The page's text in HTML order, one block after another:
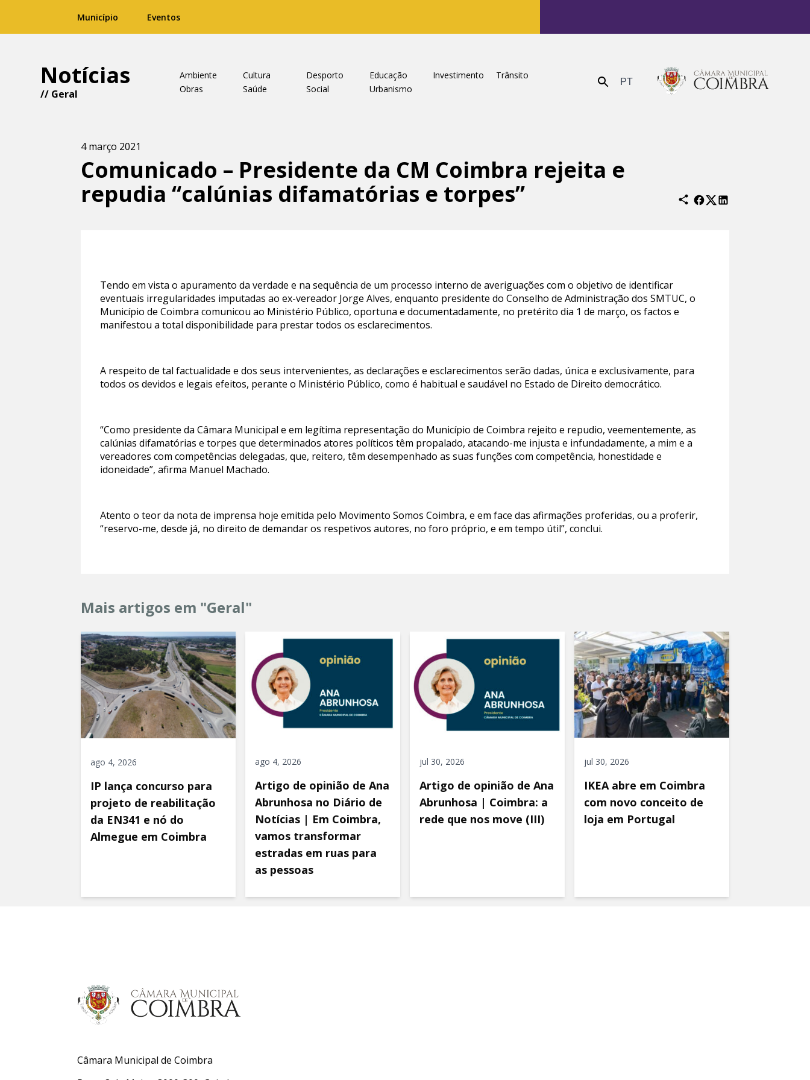
Município Eventos
Notícias
// Geral
Ambiente Cultura Desporto Educação Investimento
Trânsito
Obras
Saúde Social Urbanismo Enviar PT
4 março 2021
Comunicado – Presidente da CM Coimbra rejeita e
repudia “calúnias difamatórias e torpes”
Tendo em vista o apuramento da verdade e na sequência de um processo interno de averiguações com o objetivo de identificar
eventuais irregularidades imputadas ao ex-vereador Jorge Alves, enquanto presidente do Conselho de Administração dos SMTUC, o
Município de Coimbra comunicou ao Ministério Público, oportuna e documentadamente, no pretérito dia 1 de março, os factos e
manifestou a total disponibilidade para prestar todos os esclarecimentos.
A respeito de tal factualidade e dos seus intervenientes, as declarações e esclarecimentos serão dadas, única e exclusivamente, para
todos os devidos e legais efeitos, perante o Ministério Público, como é habitual e saudável no Estado de Direito democrático.
“Como presidente da Câmara Municipal e em legítima representação do Município de Coimbra rejeito e repudio, veementemente, as
calúnias difamatórias e torpes que determinados atores políticos têm propalado, atacando-me injusta e infundadamente, a mim e a
vereadores com competências delegadas, que, reitero, têm desempenhado as suas funções com competência, honestidade e
idoneidade”, afirma Manuel Machado.
Atento o teor da nota de imprensa hoje emitida pelo Movimento Somos Coimbra, e em face das afirmações proferidas, ou a proferir,
“reservo-me, desde já, no direito de demandar os respetivos autores, no foro próprio, e em tempo útil”, conclui.
Mais artigos em "Geral"
ago 4, 2026
IP lança concurso para
projeto de reabilitação
da EN341 e nó do
Almegue em Coimbra
ago 4, 2026
Artigo de opinião de Ana
Abrunhosa no Diário de
Notícias | Em Coimbra,
vamos transformar
estradas em ruas para
as pessoas
jul 30, 2026
Artigo de opinião de Ana
Abrunhosa | Coimbra: a
rede que nos move (III)
jul 30, 2026
IKEA abre em Coimbra
com novo conceito de
loja em Portugal
Câmara Municipal de Coimbra